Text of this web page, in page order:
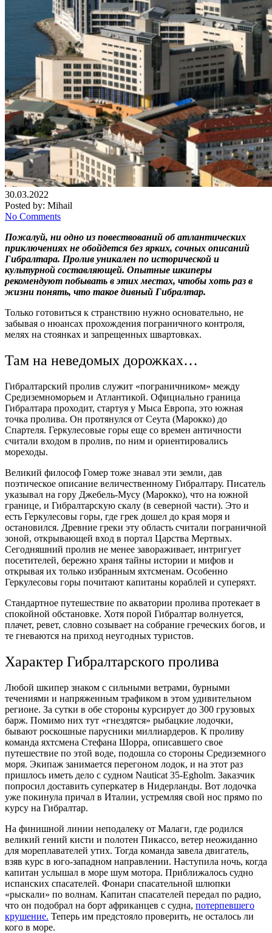
30.03.2022
Posted by: Mihail
No Comments
Пожалуй, ни одно из повествований об атлантических
приключениях не обойдется без ярких, сочных описаний
Гибралтара. Пролив уникален по исторической и
культурной составляющей. Опытные шкиперы
рекомендуют побывать в этих местах, чтобы хоть раз в
жизни понять, что такое дивный Гибралтар.
Только готовиться к странствию нужно основательно, не
забывая о нюансах прохождения пограничного контроля,
мелях на стоянках и запрещенных швартовках.
Там на неведомых дорожках…
Гибралтарский пролив служит «пограничником» между
Средиземноморьем и Атлантикой. Официально граница
Гибралтара проходит, стартуя у Мыса Европа, это южная
точка пролива. Он протянулся от Сеута (Марокко) до
Спартеля. Геркулесовые горы еще со времен античности
считали входом в пролив, по ним и ориентировались
мореходы.
Великий философ Гомер тоже знавал эти земли, дав
поэтическое описание величественному Гибралтару. Писатель
указывал на гору Джебель-Мусу (Марокко), что на южной
границе, и Гибралтарскую скалу (в северной части). Это и
есть Геркулесовы горы, где грек дошел до края моря и
остановился. Древние греки эту область считали пограничной
зоной, открывающей вход в портал Царства Мертвых.
Сегодняшний пролив не менее завораживает, интригует
посетителей, бережно храня тайны истории и мифов и
открывая их только избранным яхтсменам. Особенно
Геркулесовы горы почитают капитаны кораблей и суперяхт.
Стандартное путешествие по акватории пролива протекает в
спокойной обстановке. Хотя порой Гибралтар волнуется,
плачет, ревет, словно созывает на собрание греческих богов, и
те гневаются на приход неугодных туристов.
Характер Гибралтарского пролива
Любой шкипер знаком с сильными ветрами, бурными
течениями и напряженным трафиком в этом удивительном
регионе. За сутки в обе стороны курсирует до 300 грузовых
барж. Помимо них тут «гнездятся» рыбацкие лодочки,
бывают роскошные парусники миллиардеров. К проливу
команда яхтсмена Стефана Шорра, описавшего свое
путешествие по этой воде, подошла со стороны Средиземного
моря. Экипаж занимается перегоном лодок, и на этот раз
пришлось иметь дело с судном Nauticat 35-Egholm. Заказчик
попросил доставить суперкатер в Нидерланды. Вот лодочка
уже покинула причал в Италии, устремляя свой нос прямо по
курсу на Гибралтар.
На финишной линии неподалеку от Малаги, где родился
великий гений кисти и полотен Пикассо, ветер неожиданно
для мореплавателей утих. Тогда команда завела двигатель,
взяв курс в юго-западном направлении. Наступила ночь, когда
капитан услышал в море шум мотора. Приближалось судно
испанских спасателей. Фонари спасательной шлюпки
«рыскали» по волнам. Капитан спасателей передал по радио,
что он подобрал на борт африканцев с судна, потерпевшего
крушение. Теперь им предстояло проверить, не осталось ли
кого в море.